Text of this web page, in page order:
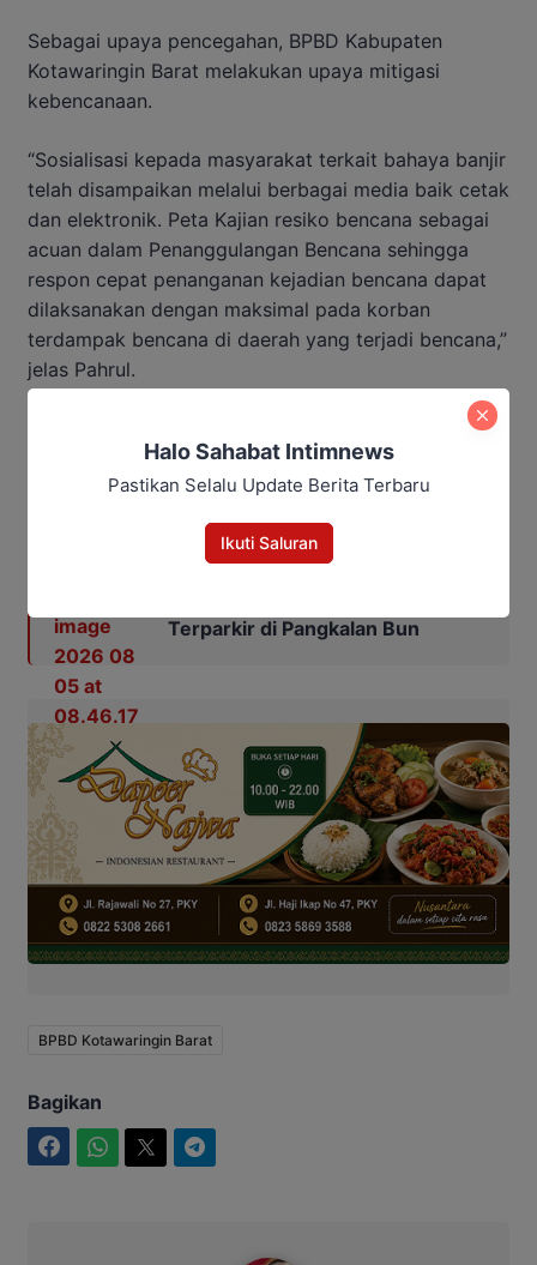
Sebagai upaya pencegahan, BPBD Kabupaten
Kotawaringin Barat melakukan upaya mitigasi
kebencanaan.
“Sosialisasi kepada masyarakat terkait bahaya banjir
telah disampaikan melalui berbagai media baik cetak
dan elektronik. Peta Kajian resiko bencana sebagai
acuan dalam Penanggulangan Bencana sehingga
respon cepat penanganan kejadian bencana dapat
dilaksanakan dengan maksimal pada korban
terdampak bencana di daerah yang terjadi bencana,”
jelas Pahrul.
Editor: Andrian
Terparkir di Pangkalan Bun
BPBD Kotawaringin Barat
Bagikan
Halo Sahabat Intimnews
Pastikan Selalu Update Berita Terbaru
Ikuti Saluran